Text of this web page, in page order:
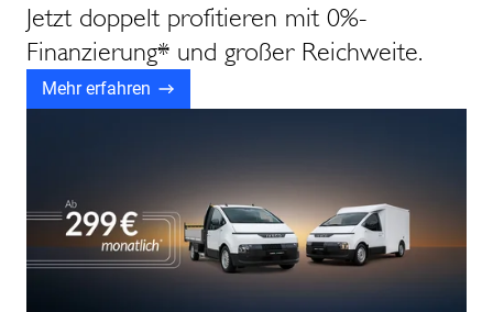
Jetzt doppelt profitieren mit 0%-
Finanzierung* und großer Reichweite.
Mehr erfahren